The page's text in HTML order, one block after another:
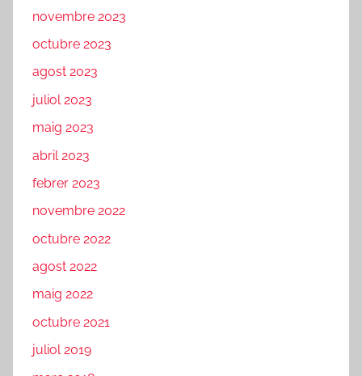
novembre 2023
octubre 2023
agost 2023
juliol 2023
maig 2023
abril 2023
febrer 2023
novembre 2022
octubre 2022
agost 2022
maig 2022
octubre 2021
juliol 2019